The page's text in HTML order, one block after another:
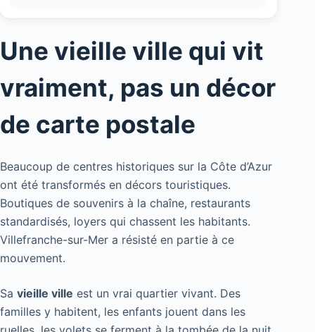
Une vieille ville qui vit
vraiment, pas un décor
de carte postale
Beaucoup de centres historiques sur la Côte d’Azur
ont été transformés en décors touristiques.
Boutiques de souvenirs à la chaîne, restaurants
standardisés, loyers qui chassent les habitants.
Villefranche-sur-Mer a résisté en partie à ce
mouvement.
Sa vieille ville est un vrai quartier vivant. Des
familles y habitent, les enfants jouent dans les